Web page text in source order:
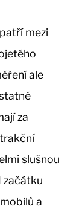
mezi
ale
za
slušnou
začátku
a